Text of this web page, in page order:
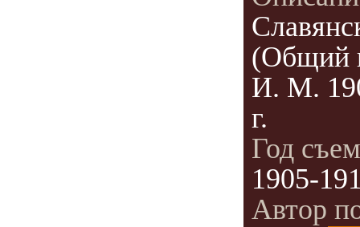
(Общий
И. М.
г.
Год
1905-
Автор